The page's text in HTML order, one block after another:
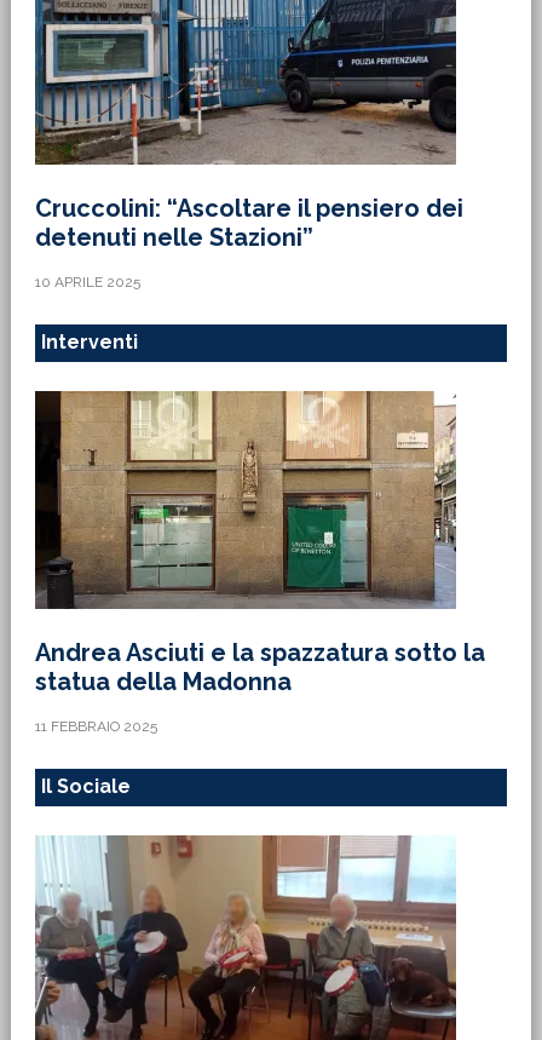
Cruccolini: “Ascoltare il pensiero dei
detenuti nelle Stazioni”
10 APRILE 2025
Interventi
Andrea Asciuti e la spazzatura sotto la
statua della Madonna
11 FEBBRAIO 2025
Il Sociale